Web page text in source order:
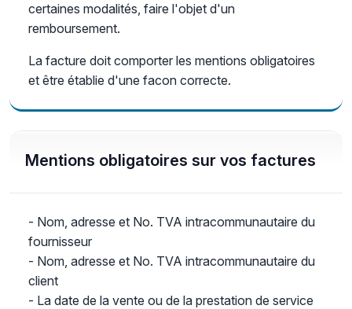
certaines modalités, faire l'objet d'un
remboursement.
La facture doit comporter les mentions obligatoires
et être établie d'une facon correcte.
Mentions obligatoires sur vos factures
- Nom, adresse et No. TVA intracommunautaire du
fournisseur
- Nom, adresse et No. TVA intracommunautaire du
client
- La date de la vente ou de la prestation de service